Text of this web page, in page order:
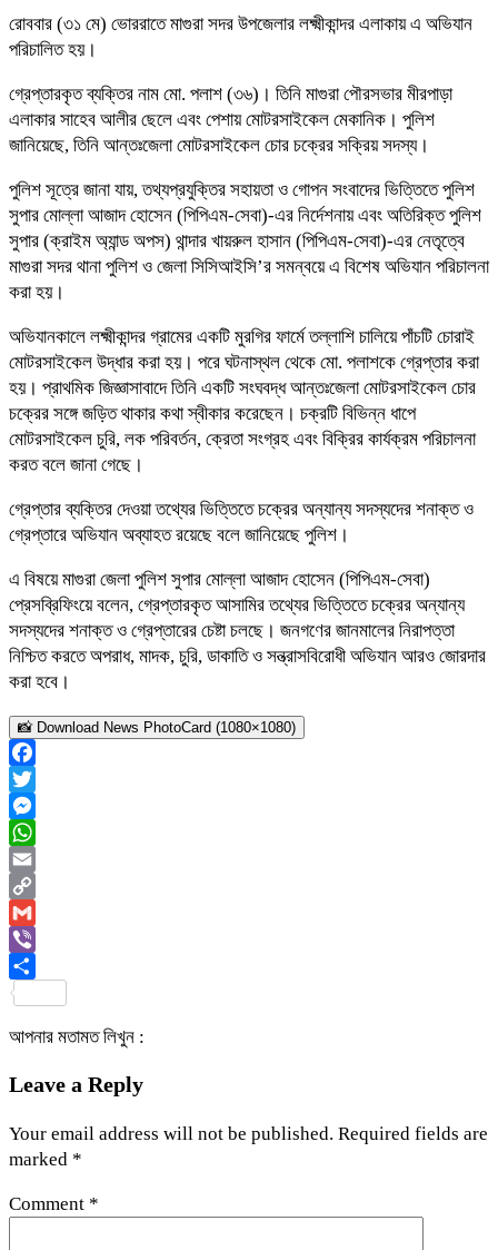
রোববার (৩১ মে) ভোররাতে মাগুরা সদর উপজেলার লক্ষ্মীকান্দর এলাকায় এ অভিযান
পরিচালিত হয়।
গ্রেপ্তারকৃত ব্যক্তির নাম মো. পলাশ (৩৬)। তিনি মাগুরা পৌরসভার মীরপাড়া
এলাকার সাহেব আলীর ছেলে এবং পেশায় মোটরসাইকেল মেকানিক। পুলিশ
জানিয়েছে, তিনি আন্তঃজেলা মোটরসাইকেল চোর চক্রের সক্রিয় সদস্য।
পুলিশ সূত্রে জানা যায়, তথ্যপ্রযুক্তির সহায়তা ও গোপন সংবাদের ভিত্তিতে পুলিশ
সুপার মোল্লা আজাদ হোসেন (পিপিএম-সেবা)-এর নির্দেশনায় এবং অতিরিক্ত পুলিশ
সুপার (ক্রাইম অ্যান্ড অপস) থান্দার খায়রুল হাসান (পিপিএম-সেবা)-এর নেতৃত্বে
মাগুরা সদর থানা পুলিশ ও জেলা সিসিআইসি’র সমন্বয়ে এ বিশেষ অভিযান পরিচালনা
করা হয়।
অভিযানকালে লক্ষ্মীকান্দর গ্রামের একটি মুরগির ফার্মে তল্লাশি চালিয়ে পাঁচটি চোরাই
মোটরসাইকেল উদ্ধার করা হয়। পরে ঘটনাস্থল থেকে মো. পলাশকে গ্রেপ্তার করা
হয়। প্রাথমিক জিজ্ঞাসাবাদে তিনি একটি সংঘবদ্ধ আন্তঃজেলা মোটরসাইকেল চোর
চক্রের সঙ্গে জড়িত থাকার কথা স্বীকার করেছেন। চক্রটি বিভিন্ন ধাপে
মোটরসাইকেল চুরি, লক পরিবর্তন, ক্রেতা সংগ্রহ এবং বিক্রির কার্যক্রম পরিচালনা
করত বলে জানা গেছে।
গ্রেপ্তার ব্যক্তির দেওয়া তথ্যের ভিত্তিতে চক্রের অন্যান্য সদস্যদের শনাক্ত ও
গ্রেপ্তারে অভিযান অব্যাহত রয়েছে বলে জানিয়েছে পুলিশ।
এ বিষয়ে মাগুরা জেলা পুলিশ সুপার মোল্লা আজাদ হোসেন (পিপিএম-সেবা)
প্রেসব্রিফিংয়ে বলেন, গ্রেপ্তারকৃত আসামির তথ্যের ভিত্তিতে চক্রের অন্যান্য
সদস্যদের শনাক্ত ও গ্রেপ্তারের চেষ্টা চলছে। জনগণের জানমালের নিরাপত্তা
নিশ্চিত করতে অপরাধ, মাদক, চুরি, ডাকাতি ও সন্ত্রাসবিরোধী অভিযান আরও জোরদার
করা হবে।
📸 Download News PhotoCard (1080×1080)
Facebook
Twitter
Messenger
WhatsApp
Email
Copy
Link
Gmail
Viber
আপনার মতামত লিখুন :
Leave a Reply
Your email address will not be published. Required fields are
marked *
Comment *